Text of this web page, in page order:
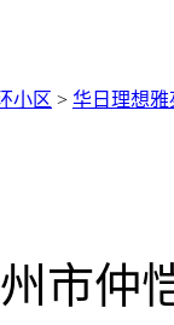
小区 > 华日理想雅
州市